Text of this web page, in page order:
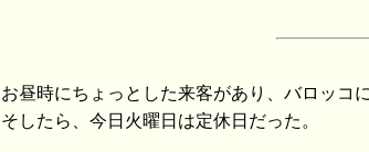
お昼時にちょっとした来客があり、バロッコ
そしたら、今日火曜日は定休日だった。